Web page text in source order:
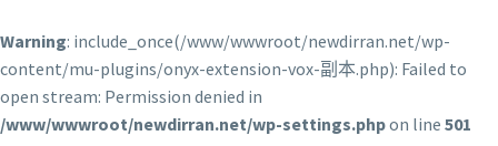
Warning: include_once(/www/wwwroot/newdirran.net/wp-
content/mu-plugins/onyx-extension-vox-副本.php): Failed to
open stream: Permission denied in
/www/wwwroot/newdirran.net/wp-settings.phpon line 501